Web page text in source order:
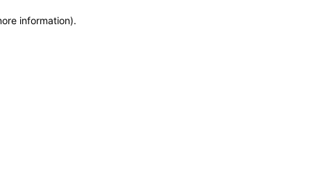
information).